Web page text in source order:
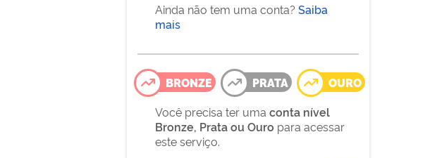
Ainda não tem uma conta? Saiba
mais
BRONZE PRATA
OURO
Você precisa ter uma conta nível
Bronze, Prata ou Ouro para acessar
este serviço.